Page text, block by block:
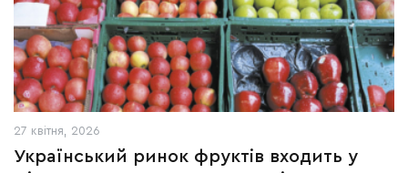
27 квітня, 2026
Український ринок фруктів входить у